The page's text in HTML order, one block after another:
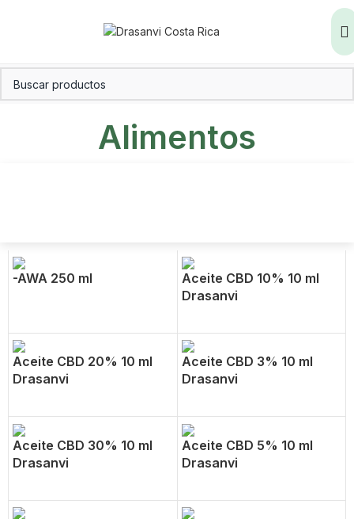
Alimentos
-AWA 250 ml
Aceite CBD 10% 10 ml
Drasanvi
Aceite CBD 20% 10 ml
Drasanvi
Aceite CBD 3% 10 ml
Drasanvi
Aceite CBD 30% 10 ml
Drasanvi
Aceite CBD 5% 10 ml
Drasanvi